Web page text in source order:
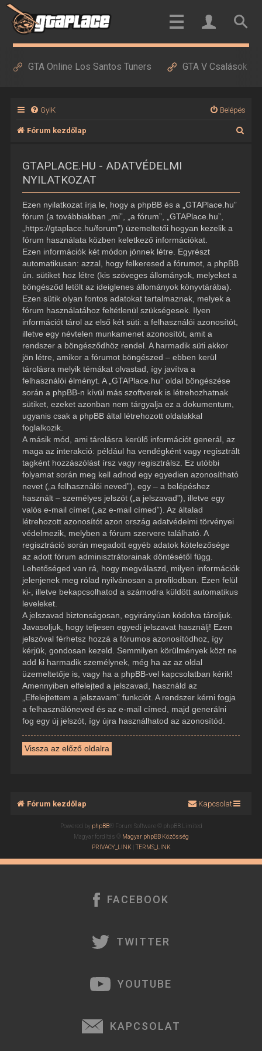
GTA Online Los Santos Tuners GTA V Csalások
GyIK Belépés
Fórum kezdőlap
GTAPLACE.HU - ADATVÉDELMI
NYILATKOZAT
Ezen nyilatkozat írja le, hogy a phpBB és a „GTAPlace.hu”
fórum (a továbbiakban „mi”, „a fórum”, „GTAPlace.hu”,
„https://gtaplace.hu/forum”) üzemeltetői hogyan kezelik a
fórum használata közben keletkező információkat.
Ezen információk két módon jönnek létre. Egyrészt
automatikusan: azzal, hogy felkeresed a fórumot, a phpBB
ún. sütiket hoz létre (kis szöveges állományok, melyeket a
böngésződ letölt az ideiglenes állományok könyvtárába).
Ezen sütik olyan fontos adatokat tartalmaznak, melyek a
fórum használatához feltétlenül szükségesek. Ilyen
információt tárol az első két süti: a felhasználói azonosítót,
illetve egy névtelen munkamenet azonosítót, amit a
rendszer a böngésződhöz rendel. A harmadik süti akkor
jön létre, amikor a fórumot böngészed – ebben kerül
tárolásra melyik témákat olvastad, így javítva a
felhasználói élményt. A „GTAPlace.hu” oldal böngészése
során a phpBB-n kívül más szoftverek is létrehozhatnak
sütiket, ezeket azonban nem tárgyalja ez a dokumentum,
ugyanis csak a phpBB által létrehozott oldalakkal
foglalkozik.
A másik mód, ami tárolásra kerülő információt generál, az
maga az interakció: például ha vendégként vagy regisztrált
tagként hozzászólást írsz vagy regisztrálsz. Ez utóbbi
folyamat során meg kell adnod egy egyedien azonosítható
nevet („a felhasználói neved”), egy – a belépéshez
használt – személyes jelszót („a jelszavad”), illetve egy
valós e-mail címet („az e-mail címed”). Az általad
létrehozott azonosítót azon ország adatvédelmi törvényei
védelmezik, melyben a fórum szervere található. A
regisztráció során megadott egyéb adatok kötelezősége
az adott fórum adminisztrátorainak döntésétől függ.
Lehetőséged van rá, hogy megválaszd, milyen információk
jelenjenek meg rólad nyilvánosan a profilodban. Ezen felül
ki-, illetve bekapcsolhatod a számodra küldött automatikus
leveleket.
A jelszavad biztonságosan, egyirányúan kódolva tároljuk.
Javasoljuk, hogy teljesen egyedi jelszavat használj! Ezen
jelszóval férhetsz hozzá a fórumos azonosítódhoz, így
kérjük, gondosan kezeld. Semmilyen körülmények közt ne
add ki harmadik személynek, még ha az az oldal
üzemeltetője is, vagy ha a phpBB-vel kapcsolatban kérik!
Amennyiben elfelejted a jelszavad, használd az
„Elfelejtettem a jelszavam” funkciót. A rendszer kérni fogja
a felhasználóneved és az e-mail címed, majd generálni
fog egy új jelszót, így újra használhatod az azonosítód.
Vissza az előző oldalra
Fórum kezdőlap Kapcsolat
Powered by phpBB® Forum Software © phpBB Limited
Magyar fordítás © Magyar phpBB Közösség
PRIVACY_LINK |TERMS_LINK
FACEBOOK
TWITTER
YOUTUBE
KAPCSOLAT